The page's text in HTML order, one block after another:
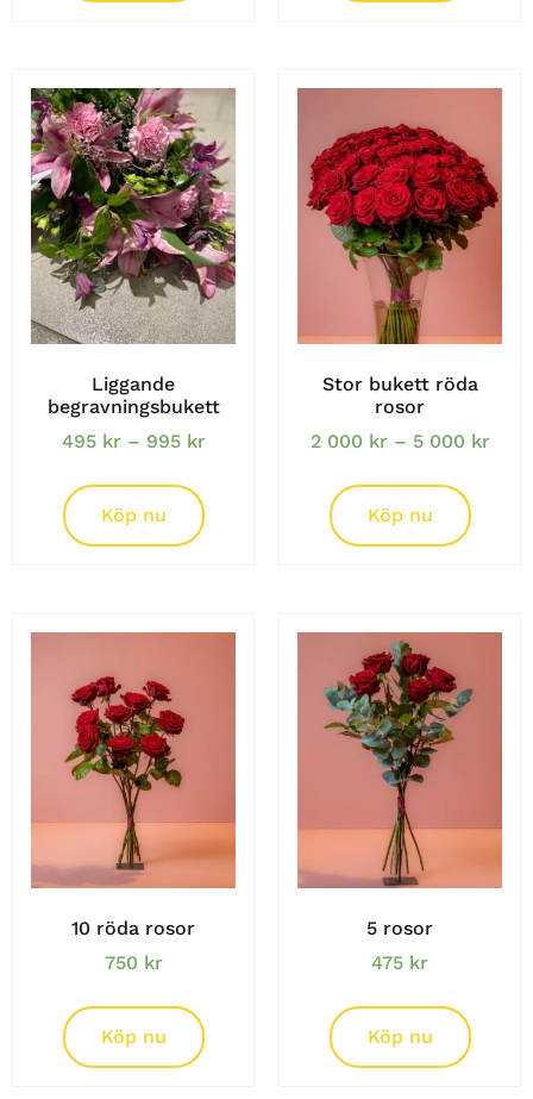
Liggande
begravningsbukett
495 kr – 995 kr
Köp nu
Stor bukett röda
rosor
2 000 kr – 5 000 kr
Köp nu
10 röda rosor
750 kr
Köp nu
5 rosor
475 kr
Köp nu